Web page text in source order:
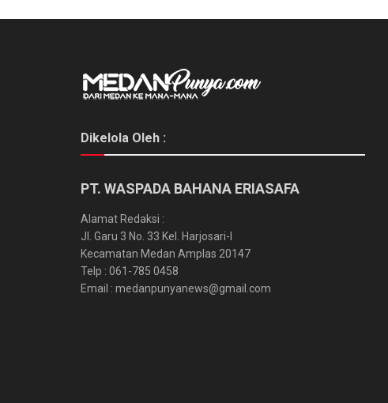
Dikelola Oleh :
PT. WASPADA BAHANA ERIASAFA
Alamat Redaksi :
Jl. Garu 3 No. 33 Kel. Harjosari-I
Kecamatan Medan Amplas 20147
Telp : 061-785 0458
Email : medanpunyanews@gmail.com